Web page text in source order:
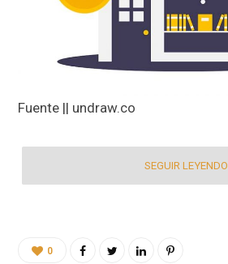
Fuente || undraw.co
SEGUIR LEYENDO
0